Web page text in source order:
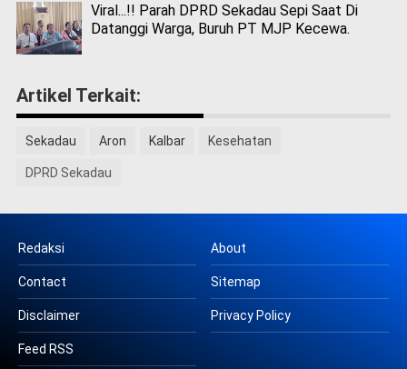
Viral...!! Parah DPRD Sekadau Sepi Saat Di
Datanggi Warga, Buruh PT MJP Kecewa.
Artikel Terkait:
Sekadau Aron Kalbar Kesehatan
DPRD Sekadau
Redaksi About
Contact Sitemap
Disclaimer Privacy Policy
Feed RSS